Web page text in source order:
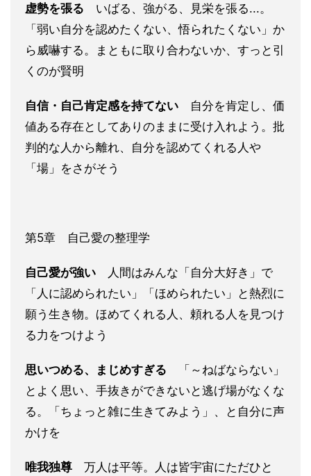
虚勢を張る いばる、強がる、見栄を張る...。
「弱い自分を認めたくない、悟られたくない」か
ら威嚇する。まともに取り合わないか、すっと引
くのが賢明
自信・自己肯定感を持てない 自分を肯定し、価
値ある存在としてありのままに受け入れよう。批
判的な人から離れ、自分を認めてくれる人や
「場」をさがそう
第5章 自己愛の整理学
自己愛が強い
人間はみんな「自分大好き」で
「人に認められたい」「ほめられたい」と熱烈に
願う生き物。ほめてくれる人、頼れる人を見つけ
る力をつけよう
思いつめる、まじめすぎる 「～ねばならない」
とよく思い、手抜きができないと逃げ場がなくな
る。「ちょっと雑に生きてみよう」、と自分に声
かけを
唯我独尊 万人は平等。人は皆宇宙にただひと